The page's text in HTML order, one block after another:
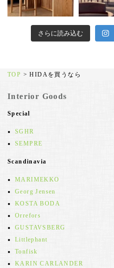
さらに読み込む
TOP >HIDAを買うなら
Interior Goods
Special
SGHR
SEMPRE
Scandinavia
MARIMEKKO
Georg Jensen
KOSTA BODA
Orrefors
GUSTAVSBERG
Littlephant
Tonfisk
KARIN CARLANDER